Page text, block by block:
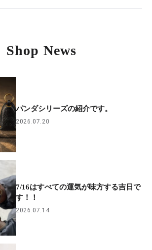
Shop News
パンダシリーズの紹介です。
2026.07.20
7/16はすべての運気が味方する吉日で
す！！
2026.07.14